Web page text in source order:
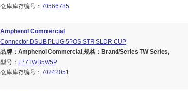
仓库库存编号： 70566785
Amphenol Commercial
Connector DSUB PLUG 5POS STR SLDR CUP
品牌：Amphenol Commercial,规格：Brand/Series TW Series,
型号： L77TWB5W5P
仓库库存编号： 70242051